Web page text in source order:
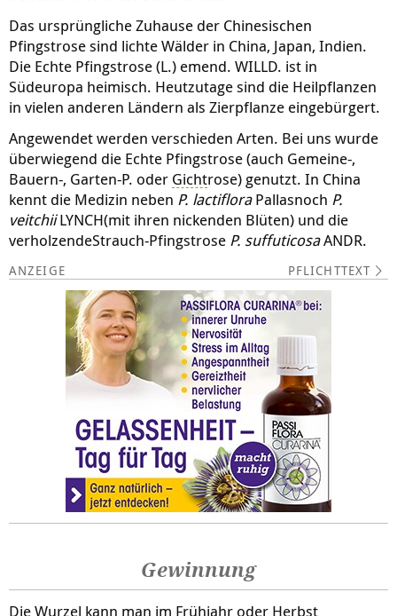
Das ursprüngliche Zuhause der Chinesischen
Pfingstrose sind lichte Wälder in China, Japan, Indien.
Die Echte Pfingstrose (L.) emend. WILLD. ist in
Südeuropa heimisch. Heutzutage sind die Heilpflanzen
in vielen anderen Ländern als Zierpflanze eingebürgert.
Angewendet werden verschieden Arten. Bei uns wurde
überwiegend die Echte Pfingstrose (auch Gemeine-,
Bauern-, Garten-P. oder Gichtrose) genutzt. In China
kennt die Medizin neben P. lactifloraPallasnoch P.
veitchiiLYNCH(mit ihren nickenden Blüten) und die
verholzendeStrauch-Pfingstrose P. suffuticosaANDR.
PFLICHTTEXT
Gewinnung
Die Wurzel kann man im Frühjahr oder Herbst